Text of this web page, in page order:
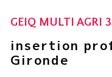
GEIQ MULTI AGRI
insertion
Gironde